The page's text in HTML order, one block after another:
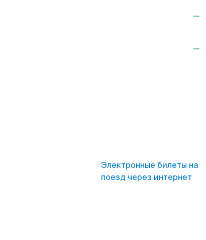
Электронные билеты на
поезд через интернет